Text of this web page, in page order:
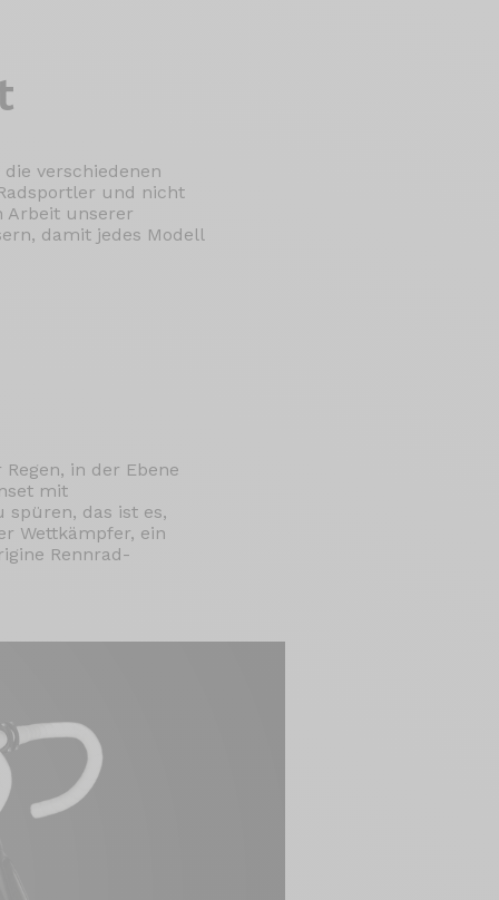
verschiedenen
und nicht
Arbeit unserer
damit jedes Modell
in der Ebene
mit
spüren, das ist es,
Wettkämpfer, ein
Rennrad-